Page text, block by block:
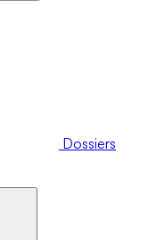
Dossiers